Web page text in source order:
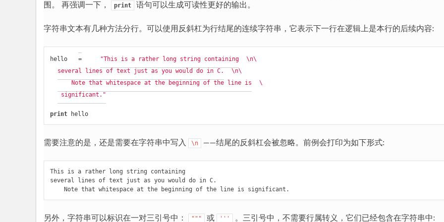
围。 再强调一下，
print 语句可以生成可读性更好的输出。
字符串文本有几种方法分行。可以使用反斜杠为行结尾的连续字符串，它表示下一行在逻辑上是本行的后续内容:
hello = "This is a rather long string containing
\n\
several lines of text just as you would do in C.
\n\
    Note that whitespace at the beginning of the line is
\
significant."
print hello
需要注意的是，还是需要在字符串中写入 \n ——结尾的反斜杠会被忽略。前例会打印为如下形式:
This is a rather long string containing
several lines of text just as you would do in C.
另外，字符串可以标识在一对三引号中： """ 或 ''' 。三引号中，不需要行属转义，它们已经包含在字符串中: